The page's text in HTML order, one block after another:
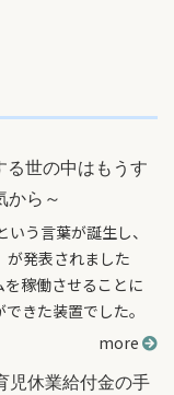
世の中はもうす
ら～
う言葉が誕生し、
が発表されました
稼働させることに
きた装置でした。
more
児休業給付金の手